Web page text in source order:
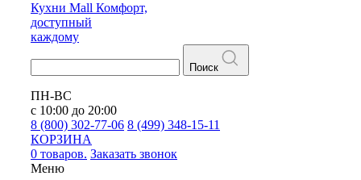
Кухни Mall Комфорт,
доступный
каждому
Поиск
ПН-ВС
с 10:00 до 20:00
8 (800) 302-77-06 8 (499) 348-15-11
КОРЗИНА
0 товаров. Заказать звонок
Меню